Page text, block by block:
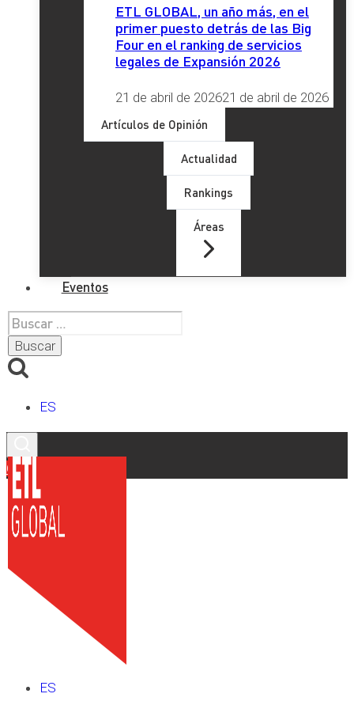
ETL GLOBAL, un año más, en el
primer puesto detrás de las Big
Four en el ranking de servicios
legales de Expansión 2026
21 de abril de 202621 de abril de 2026
Artículos de Opinión
Actualidad
Rankings
Áreas
Eventos
Buscar:
ES
Contacto
ES